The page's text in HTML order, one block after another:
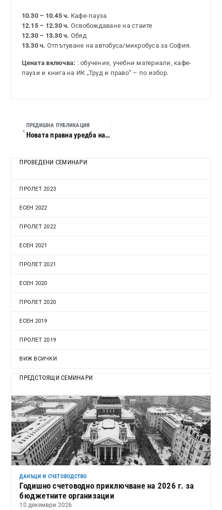
10.30 – 10.45 ч. Кафе-пауза
12.15 – 12.30 ч. Освобождаване на стаите
12.30 – 13.30 ч. Обяд
13.30 ч. Отпътуване на автобуса/микробуса за София.
Цената включва: : обучение, учебни материали, кафе-
паузи и книга на ИК „Труд и право” – по избор.
ПРЕДИШНА ПУБЛИКАЦИЯ
Новата правна уредба на структурата и организацията на работната заплата. Актуални въпроси на трудовото законодателство през 2007 г.
ПРОВЕДЕНИ СЕМИНАРИ
ПРОЛЕТ 2023
ЕСЕН 2022
ПРОЛЕТ 2022
ЕСЕН 2021
ПРОЛЕТ 2021
ЕСЕН 2020
ПРОЛЕТ 2020
ЕСЕН 2019
ПРОЛЕТ 2019
ВИЖ ВСИЧКИ
ПРЕДСТОЯЩИ СЕМИНАРИ
ДАНЪЦИ И СЧЕТОВОДСТВО
Годишно счетоводно приключване на 2026 г. за
бюджетните организации
10 декември 2026